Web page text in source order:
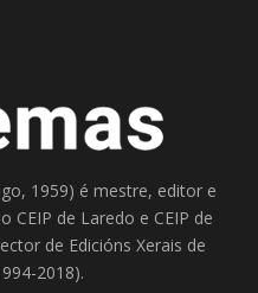
1959) é mestre, editor e
CEIP de Laredo e CEIP de
de Edicións Xerais de
2018).